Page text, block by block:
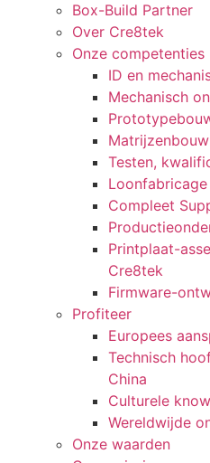
Box-Build Partner
Over Cre8tek
Onze competenties
ID en
Mechanisch
Testen,
Loonfabricage
Compleet
Printplaat-
Cre8tek
Firmware-
Profiteer
Europees
Technisch
China
Culturele
Wereldwijde
Onze waarden